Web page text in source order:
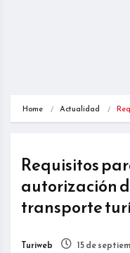
Home Actualidad
Requisitos
autorización
transporte
Turiweb 15 de